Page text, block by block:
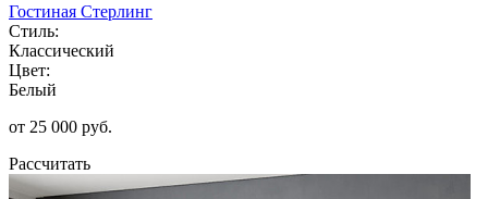
Гостиная Стерлинг
Стиль:
Классический
Цвет:
Белый
от 25 000 руб.
Рассчитать